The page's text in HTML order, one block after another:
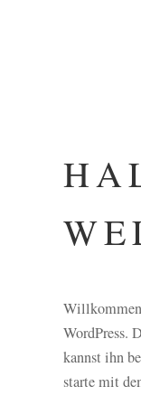
Willkommen
WordPress.
kannst ihn
starte mit